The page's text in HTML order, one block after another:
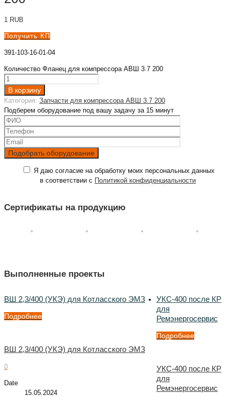
1 RUB
Получить КП
391-103-16-01-04
Количество Фланец для компрессора АВШ 3.7 200
В корзину
Категория: Запчасти для компрессора АВШ 3.7 200
Подберем оборудование под вашу задачу за 15 минут
Я даю согласие на обработку моих персональных данных
в соответствии с Политикой конфиденциальности
Сертификаты на продукцию
Выполненные проекты
ВШ 2,3/400 (УКЭ) для Котласского ЭМЗ
Подробнее
ВШ 2,3/400 (УКЭ) для Котласского ЭМЗ
0
Date
15.05.2024
УКС-400 после КР
для
Ремэнергосервис
Подробнее
УКС-400 после КР
для
Ремэнергосервис